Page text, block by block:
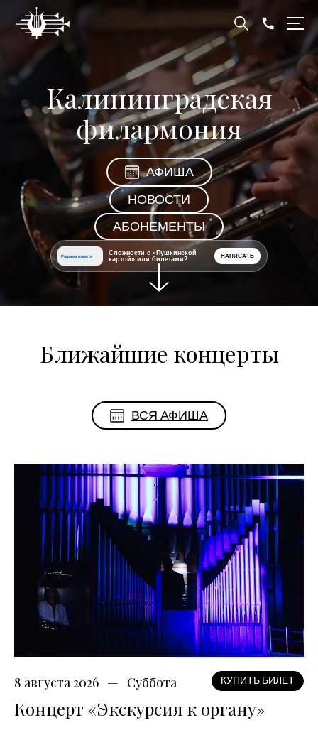
Калининградская
филармония
АФИША
НОВОСТИ
АБОНЕМЕНТЫ
Решаем вместе
Сложности с «Пушкинской
картой» или билетами?
НАПИСАТЬ
Ближайшие концерты
ВСЯ АФИША
8 августа 2026 Суббота КУПИТЬ БИЛЕТ
Концерт «Экскурсия к органу»